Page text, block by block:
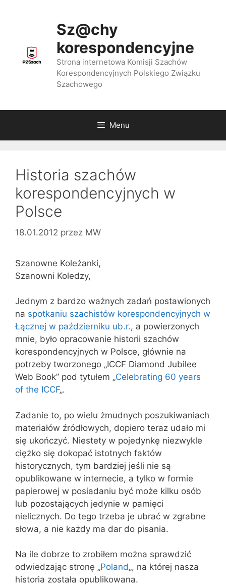
Sz@chy
korespondencyjne
Strona internetowa Komisji Szachów
Korespondencyjnych Polskiego Związku
Szachowego
Menu
Historia szachów
koresponde​ncyjnych w
Polsce
18.01.2012 przez MW
Szanowne Koleżanki,
Szanowni Koledzy,
Jednym z bardzo ważnych zadań postawionych
na spotkaniu szachistów korespondencyjnych w
Łącznej w październiku ub.r., a powierzonych
mnie, było opracowanie historii szachów
korespondencyjnych w Polsce, głównie na
potrzeby tworzonego „ICCF Diamond Jubilee
Web Book” pod tytułem „Celebrating 60 years
of the ICCF„.
Zadanie to, po wielu żmudnych poszukiwaniach
materiałów źródłowych, dopiero teraz udało mi
się ukończyć. Niestety w pojedynkę niezwykle
ciężko się dokopać istotnych faktów
historycznych, tym bardziej jeśli nie są
opublikowane w internecie, a tylko w formie
papierowej w posiadaniu być może kilku osób
lub pozostających jedynie w pamięci
nielicznych. Do tego trzeba je ubrać w zgrabne
słowa, a nie każdy ma dar do pisania.
Na ile dobrze to zrobiłem można sprawdzić
odwiedzając stronę „Poland„, na której nasza
historia została opublikowana.